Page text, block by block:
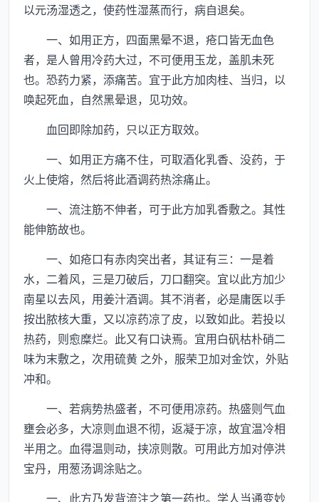
以元汤湿透之，使药性湿蒸而行，病自退矣。
一、如用正方，四面黑晕不退，疮口皆无血色
者，是人曾用冷药大过，不可便用玉龙，盖肌未死
也。恐药力紧，添痛苦。宜于此方加肉桂、当归，以
唤起死血，自然黑晕退，见功效。
血回即除加药，只以正方取效。
一、如用正方痛不住，可取酒化乳香、没药，于
火上使熔，然后将此酒调药热涂痛止。
一、流注筋不伸者，可于此方加乳香敷之。其性
能伸筋故也。
一、如疮口有赤肉突出者，其证有三：一是着
水，二着风，三是刀破后，刀口翻突。宜以此方加少
南星以去风，用姜汁酒调。其不消者，必是庸医以手
按出脓核大重，又以凉药凉了皮，以致如此。若投以
热药，则愈糜烂。此又有口诀焉。宜用白矾枯朴硝二
味为末敷之，次用硫黄 之外，服荣卫加对金饮，外贴
冲和。
一、若病势热盛者，不可便用凉药。热盛则气血
壅会必多，大凉则血退不彻，返凝于凉，故宜温冷相
半用之。血得温则动，挟凉则散。可用此方加对停洪
宝丹，用葱汤调涂贴之。
一、此方乃发背流注之第一药也。学人当通变妙